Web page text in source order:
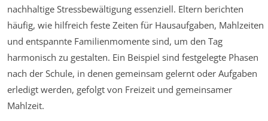
nachhaltige Stressbewältigung essenziell. Eltern berichten
häufig, wie hilfreich feste Zeiten für Hausaufgaben, Mahlzeiten
und entspannte Familienmomente sind, um den Tag
harmonisch zu gestalten. Ein Beispiel sind festgelegte Phasen
nach der Schule, in denen gemeinsam gelernt oder Aufgaben
erledigt werden, gefolgt von Freizeit und gemeinsamer
Mahlzeit.